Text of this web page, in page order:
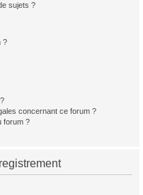
sujets ?
?
concernant ce forum ?
forum ?